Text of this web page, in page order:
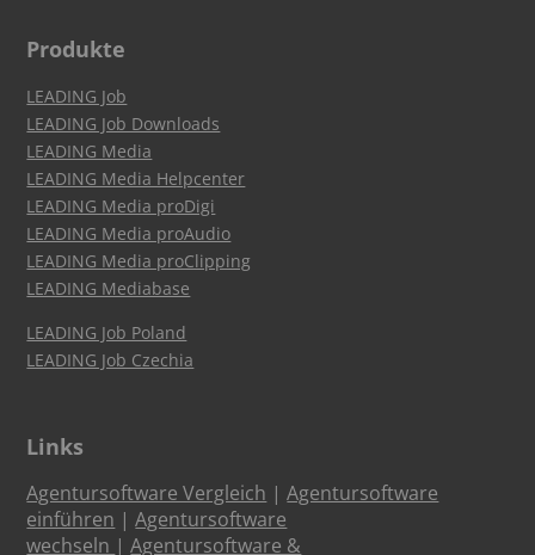
Produkte
LEADING Job
LEADING Job Downloads
LEADING Media
LEADING Media Helpcenter
LEADING Media proDigi
LEADING Media proAudio
LEADING Media proClipping
LEADING Mediabase
LEADING Job Poland
LEADING Job Czechia
Links
Agentursoftware Vergleich |Agentursoftware
einführen |Agentursoftware
wechseln |Agentursoftware &